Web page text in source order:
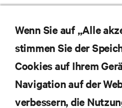
Abonnieren Sie unseren
die neuesten
Wenn Sie auf „Alle
stimmen Sie der
Cookies auf Ihrem
Navigation auf der
verbessern, die